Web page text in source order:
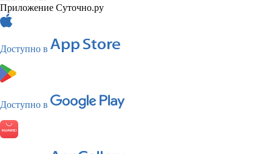
Приложение Суточно.ру
Доступно в
Доступно в